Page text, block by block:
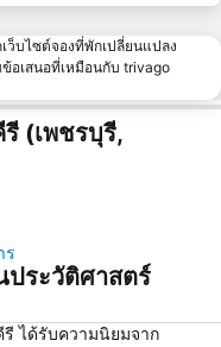
ว็บไซต์จองที่พักเปลี่ยนแปลง
อเสนอที่เหมือนกับ trivago
(เพชรบุรี,
ร
ประวัติศาสตร์
ได้รับความนิยมจาก